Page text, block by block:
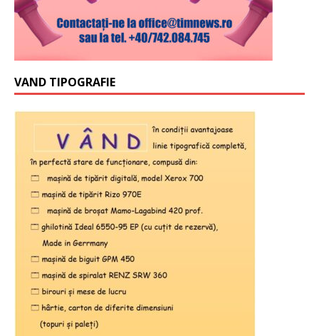
VAND TIPOGRAFIE